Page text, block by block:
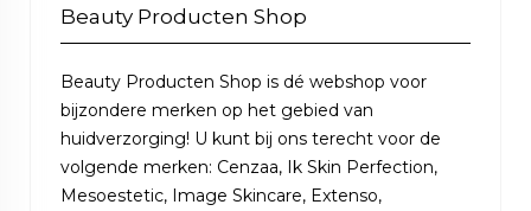
Beauty Producten Shop
Beauty Producten Shop is dé webshop voor
bijzondere merken op het gebied van
huidverzorging! U kunt bij ons terecht voor de
volgende merken: Cenzaa, Ik Skin Perfection,
Mesoestetic, Image Skincare, Extenso,